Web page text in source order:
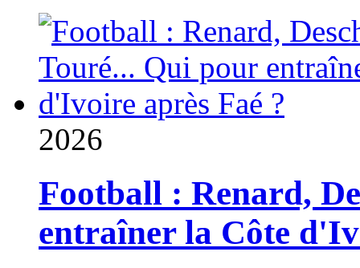
2026
Football : Renard,
entraîner la Côte